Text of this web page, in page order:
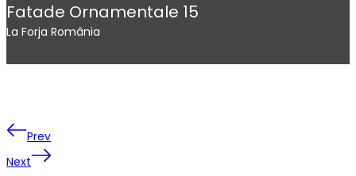
Fatade Ornamentale 15
La Forja România
Prev
Next